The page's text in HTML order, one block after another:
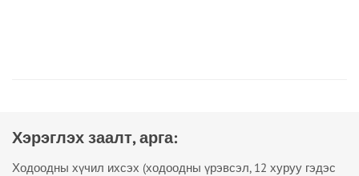
Хэрэглэх заалт, арга:
Ходоодны хүчил ихсэх (ходоодны үрэвсэл, 12 хуруу гэдэс